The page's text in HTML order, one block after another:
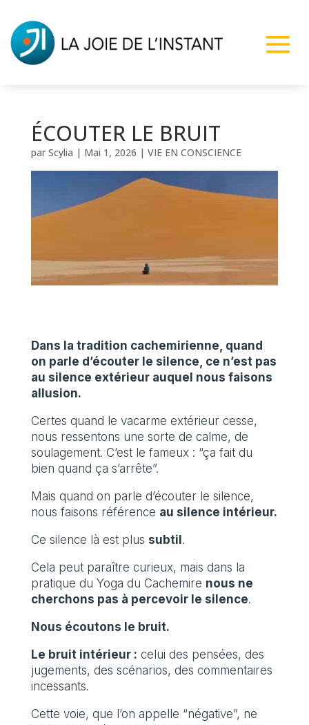
ÉCOUTER LE BRUIT
par Scylia | Mai 1, 2026 | VIE EN CONSCIENCE
Dans la tradition cachemirienne, quand
on parle d’écouter le silence, ce n’est pas
au silence extérieur auquel nous faisons
allusion.
Certes quand le vacarme extérieur cesse,
nous ressentons une sorte de calme, de
soulagement. C’est le fameux : “ça fait du
bien quand ça s’arrête”.
Mais quand on parle d’écouter le silence,
nous faisons référence au silence intérieur.
Ce silence là est plus subtil .
Cela peut paraître curieux, mais dans la
pratique du Yoga du Cachemire nous ne
cherchons pas à percevoir le silence.
Nous écoutons le bruit.
Le bruit intérieur : celui des pensées, des
jugements, des scénarios, des commentaires
incessants.
Cette voie, que l’on appelle “négative”, ne